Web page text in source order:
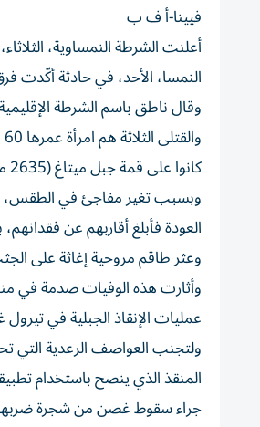
فيينا-أ ف ب
أعلنت الشرطة النمساوية،
النمسا، الأحد، في حادثة أكّدت
وقال ناطق باسم الشرطة
كانوا على قمة جبل ميتاغ (2635 متراً)، جنوب بلدة فليرش.
العودة فأبلغ أقاربهم عن
وعثر طاقم مروحية إغاثة على الجثث
وأثارت هذه الوفيات صدمة في
عمليات الإنقاذ الجبلية في
ولتجنب العواصف الرعدية
المنقذ الذي ينصح باستخدام
جراء سقوط غصن من شجرة